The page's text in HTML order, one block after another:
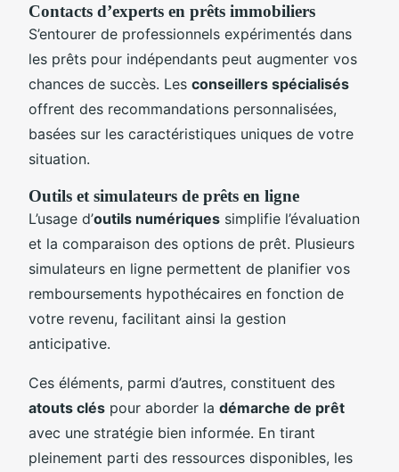
Contacts d’experts en prêts immobiliers
S’entourer de professionnels expérimentés dans
les prêts pour indépendants peut augmenter vos
chances de succès. Les conseillers spécialisés
offrent des recommandations personnalisées,
basées sur les caractéristiques uniques de votre
situation.
Outils et simulateurs de prêts en ligne
L’usage d’outils numériques simplifie l’évaluation
et la comparaison des options de prêt. Plusieurs
simulateurs en ligne permettent de planifier vos
remboursements hypothécaires en fonction de
votre revenu, facilitant ainsi la gestion
anticipative.
Ces éléments, parmi d’autres, constituent des
atouts clés pour aborder la démarche de prêt
avec une stratégie bien informée. En tirant
pleinement parti des ressources disponibles, les